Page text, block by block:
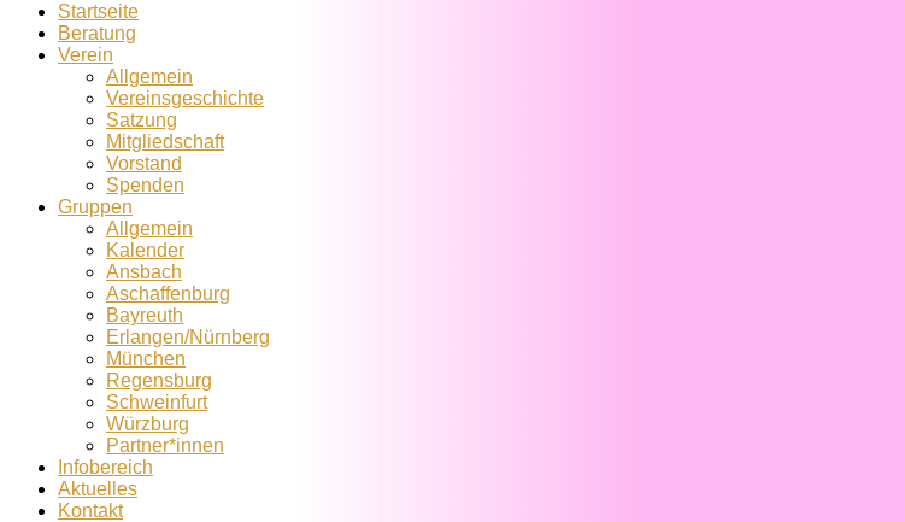
Startseite
Beratung
Verein
Allgemein
Vereins­geschichte
Satzung
Mitglied­schaft
Vorstand
Spenden
Gruppen
Allgemein
Kalender
Ansbach
Aschaffenburg
Bayreuth
Erlangen/Nürnberg
München
Regensburg
Schweinfurt
Würzburg
Partner*innen
Infobereich
Aktuelles
Kontakt